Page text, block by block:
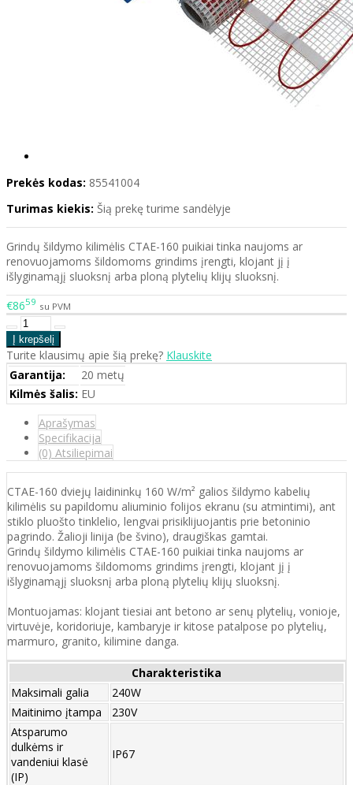
Prekės kodas: 85541004
Turimas kiekis: Šią prekę turime sandėlyje
Grindų šildymo kilimėlis CTAE-160 puikiai tinka naujoms ar
renovuojamoms šildomoms grindims įrengti, klojant jį į
išlyginamąjį sluoksnį arba ploną plytelių klijų sluoksnį.
€8659 su PVM
Turite klausimų apie šią prekę? Klauskite
Garantija:
20 metų
Kilmės šalis: EU
Aprašymas
Specifikacija
(0) Atsiliepimai
CTAE-160 dviejų laidininkų 160 W/m² galios šildymo kabelių
kilimėlis su papildomu aliuminio folijos ekranu (su atmintimi), ant
stiklo pluošto tinklelio, lengvai prisiklijuojantis prie betoninio
pagrindo. Žalioji linija (be švino), draugiškas gamtai.
Grindų šildymo kilimėlis CTAE-160 puikiai tinka naujoms ar
renovuojamoms šildomoms grindims įrengti, klojant jį į
išlyginamąjį sluoksnį arba ploną plytelių klijų sluoksnį.
Montuojamas: klojant tiesiai ant betono ar senų plytelių, vonioje,
virtuvėje, koridoriuje, kambaryje ir kitose patalpose po plytelių,
marmuro, granito, kilimine danga.
Charakteristika
Maksimali galia
240W
Maitinimo įtampa
230V
Atsparumo
dulkėms ir
vandeniui klasė
(IP)
IP67